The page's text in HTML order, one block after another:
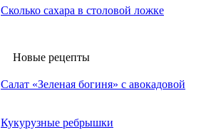
Сколько сахара в столовой ложке
Новые рецепты
Салат «Зеленая богиня» с авокадовой
Кукурузные ребрышки